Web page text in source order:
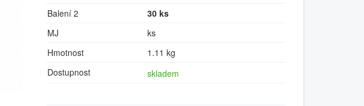
Balení 2
30 ks
MJ
ks
Hmotnost
1.11 kg
Dostupnost
skladem